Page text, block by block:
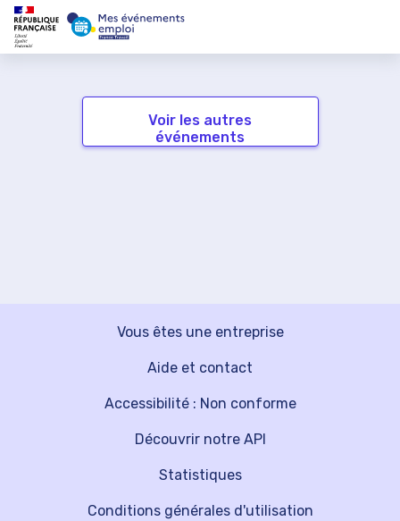
Voir les autres
événements
Vous êtes une entreprise
Découvrir notre API
Aide et contact
Statistiques
Accessibilité : Non conforme
Conditions générales d'utilisation